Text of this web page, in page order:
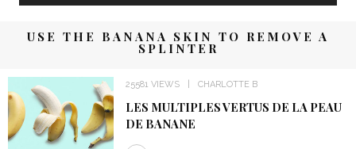
USE THE BANANA SKIN TO REMOVE A
SPLINTER
25581 VIEWS CHARLOTTE B
LES MULTIPLES VERTUS DE LA PEAU
DE BANANE